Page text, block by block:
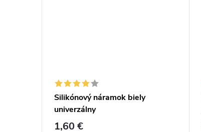
Silikónový náramok biely
univerzálny
1,60 €